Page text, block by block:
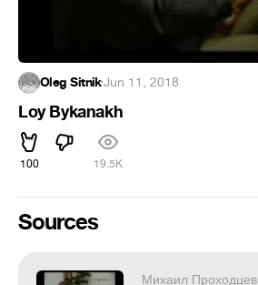
Oleg Sitnik·Jun 11, 2018
Loy Bykanakh
100 19.5K
Sources
Михаил Проходцев